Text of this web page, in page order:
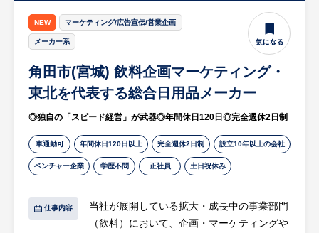
※詳細は面談時にお伝えします
NEW マーケティング/広告宣伝/営業企画
メーカー系
角田市(宮城) 飲料企画マーケティング・
東北を代表する総合日用品メーカー
◎独自の「スピード経営」が武器◎年間休日120日◎完全週休2日制
車通勤可 年間休日120日以上 完全週休2日制 設立10年以上の会社
ベンチャー企業 学歴不問 正社員 土日祝休み
仕事内容
当社が展開している拡大・成長中の事業部門
（飲料）において、企画・マーケティングや